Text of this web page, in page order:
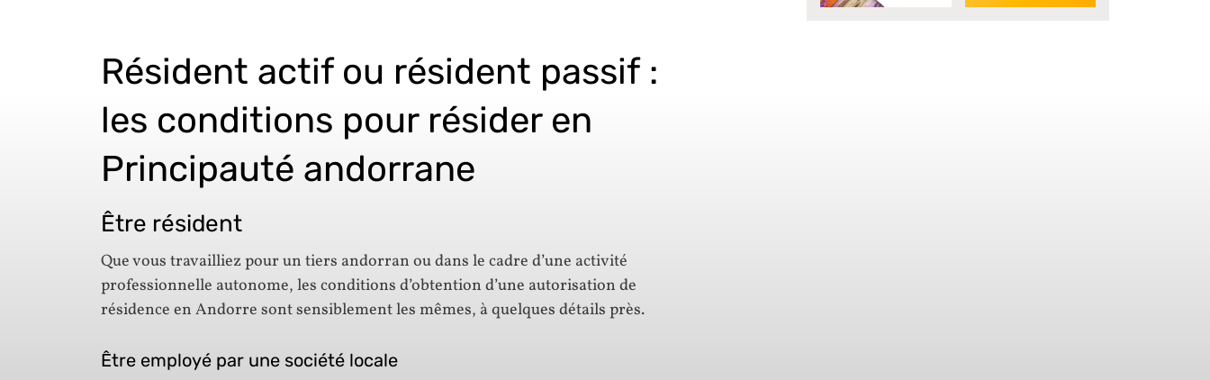
Résident actif ou résident passif :
les conditions pour résider en
Principauté andorrane
Être résident
Que vous travailliez pour un tiers andorran ou dans le cadre d’une activité
professionnelle autonome, les conditions d’obtention d’une autorisation de
résidence en Andorre sont sensiblement les mêmes, à quelques détails près.
Être employé par une société locale